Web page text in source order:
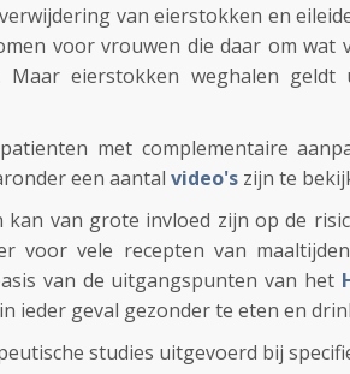
van eierstokken en
voor vrouwen die daar om wat
eierstokken weghalen geldt
met complementaire
een aantal video's zijn te
kan van grote invloed zijn op de
voor vele recepten van
van de uitgangspunten van het
ieder geval gezonder te eten en
studies uitgevoerd bij